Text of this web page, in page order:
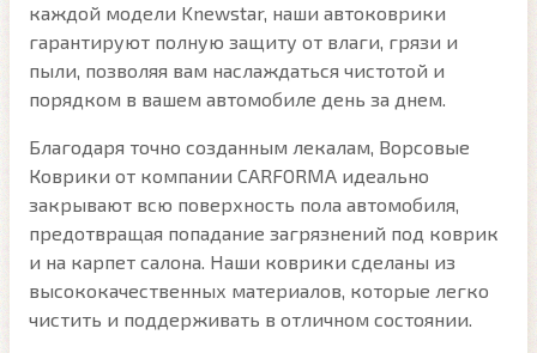
каждой модели Knewstar, наши автоковрики
гарантируют полную защиту от влаги, грязи и
пыли, позволяя вам наслаждаться чистотой и
порядком в вашем автомобиле день за днем.
Благодаря точно созданным лекалам, Ворсовые
Коврики от компании CARFORMA идеально
закрывают всю поверхность пола автомобиля,
предотвращая попадание загрязнений под коврик
и на карпет салона. Наши коврики сделаны из
высококачественных материалов, которые легко
чистить и поддерживать в отличном состоянии.